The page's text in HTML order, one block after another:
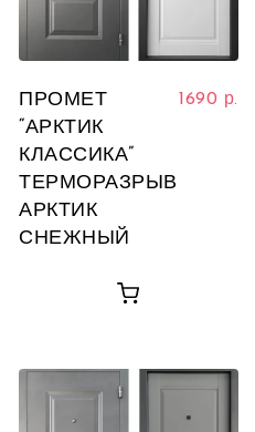
ПРОМЕТ
“АРКТИК
КЛАССИКА”
ТЕРМОРАЗРЫВ
АРКТИК
СНЕЖНЫЙ
1690 р.